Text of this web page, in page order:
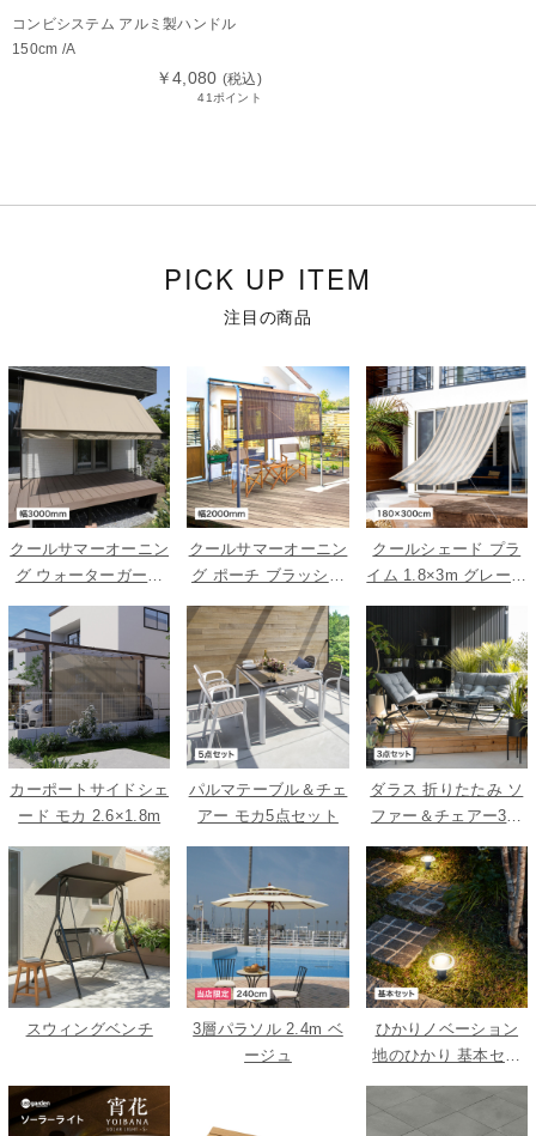
コンビシステム アルミ製ハンドル
150cm /A
￥4,080 (税込)
41ポイント
PICK UP ITEM
注目の商品
クールサマーオーニン
グ ウォーターガード
ベージュ 3000
クールサマーオーニン
グ ポーチ ブラッシュ
ウッド 2000
クールシェード プラ
イム 1.8×3m グレース
トライプ
カーポートサイドシェ
ード モカ 2.6×1.8m
パルマテーブル＆チェ
アー モカ5点セット
ダラス 折りたたみ ソ
ファー＆チェアー3点
スウィングベンチ
3層パラソル 2.4m ベ
ージュ
ひかりノベーション
地のひかり 基本セッ
ト